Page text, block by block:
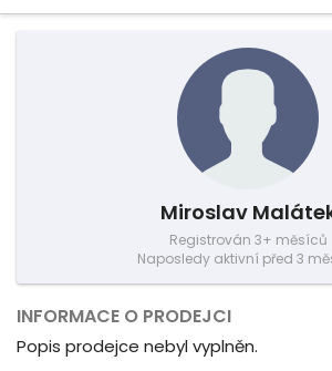
Miroslav
Registrován 3+ měsíců
Naposledy aktivní před 3
INFORMACE O PRODEJCI
Popis prodejce nebyl vyplněn.